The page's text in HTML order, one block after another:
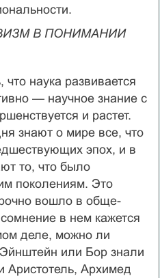
В ПОНИМАНИИ
наука развивается
— научное знание с
и растет.
знают о мире все, что
эпох, и в
то, что было
поколениям. Это
вошло в обще­
в нем кажется
деле, можно ли
или Бор знали
Аристотель, Архимед